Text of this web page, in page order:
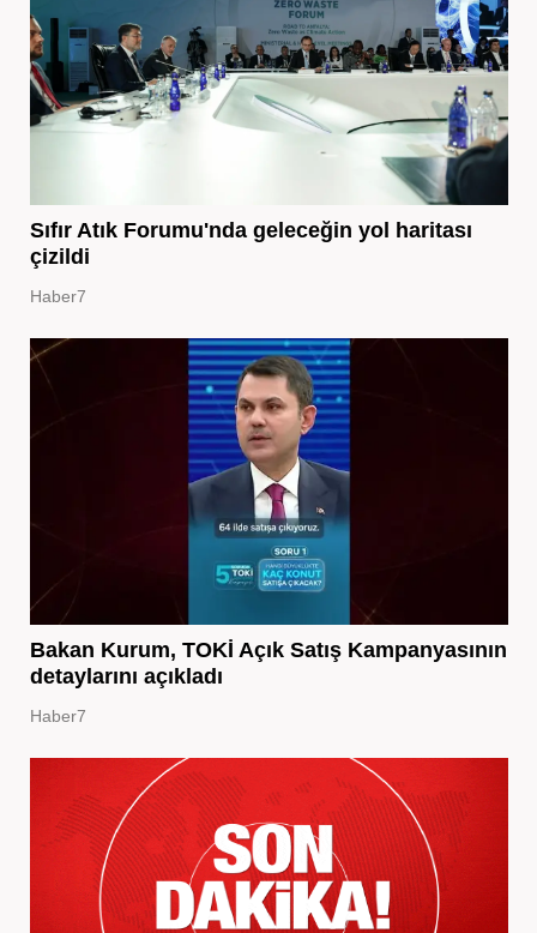
Sıfır Atık Forumu'nda geleceğin yol haritası
çizildi
Haber7
Bakan Kurum, TOKİ Açık Satış Kampanyasının
detaylarını açıkladı
Haber7